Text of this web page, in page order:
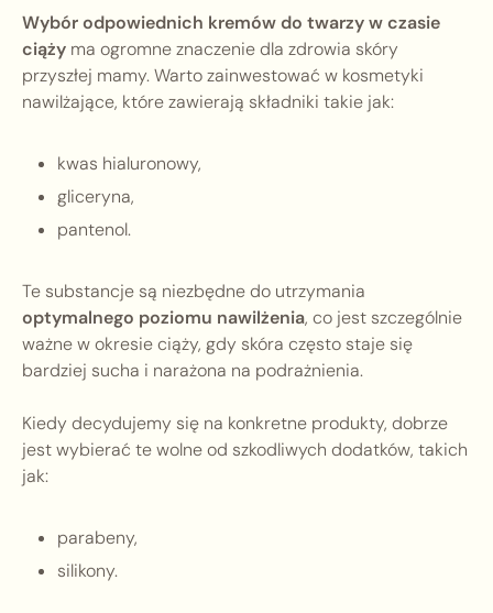
Wybór odpowiednich kremów do twarzy w czasie
ciąży ma ogromne znaczenie dla zdrowia skóry
przyszłej mamy. Warto zainwestować w kosmetyki
nawilżające, które zawierają składniki takie jak:
kwas hialuronowy,
gliceryna,
pantenol.
Te substancje są niezbędne do utrzymania
optymalnego poziomu nawilżenia, co jest szczególnie
ważne w okresie ciąży, gdy skóra często staje się
bardziej sucha i narażona na podrażnienia.
Kiedy decydujemy się na konkretne produkty, dobrze
jest wybierać te wolne od szkodliwych dodatków, takich
jak:
parabeny,
silikony.